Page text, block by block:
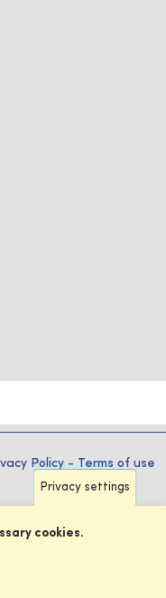
Policy - Terms of use
Privacy settings
cookies.